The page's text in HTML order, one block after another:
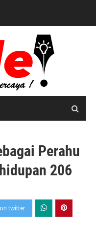
Perahu
206
twitter